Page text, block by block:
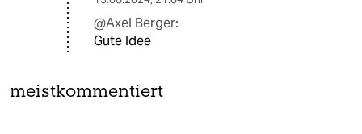
@Axel Berger:
Gute Idee
meistkommentiert